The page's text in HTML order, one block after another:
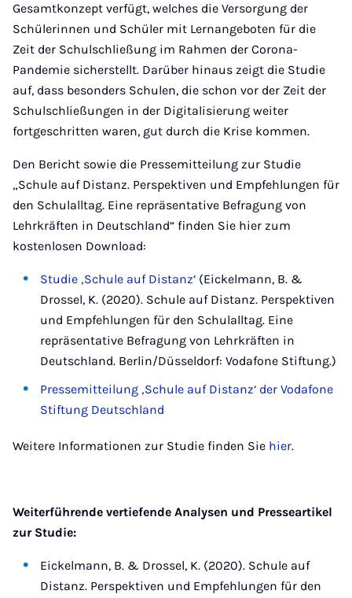
Gesamtkonzept verfügt, welches die Versorgung der
Schülerinnen und Schüler mit Lernangeboten für die
Zeit der Schulschließung im Rahmen der Corona-
Pandemie sicherstellt. Darüber hinaus zeigt die Studie
auf, dass besonders Schulen, die schon vor der Zeit der
Schulschließungen in der Digitalisierung weiter
fortgeschritten waren, gut durch die Krise kommen.
Den Bericht sowie die Pressemitteilung zur Studie
„Schule auf Distanz. Perspektiven und Empfehlungen für
den Schulalltag. Eine repräsentative Befragung von
Lehrkräften in Deutschland“ finden Sie hier zum
kostenlosen Download:
Studie ‚Schule auf Distanz‘ (Eickelmann, B. &
Drossel, K. (2020). Schule auf Distanz. Perspektiven
und Empfehlungen für den Schulalltag. Eine
repräsentative Befragung von Lehrkräften in
Deutschland. Berlin/Düsseldorf: Vodafone Stiftung.)
Pressemitteilung ‚Schule auf Distanz‘ der Vodafone
Stiftung Deutschland
Weitere Informationen zur Studie finden Sie hier.
Weiterführende vertiefende Analysen und Presseartikel
zur Studie:
Eickelmann, B. & Drossel, K. (2020). Schule auf
Distanz. Perspektiven und Empfehlungen für den